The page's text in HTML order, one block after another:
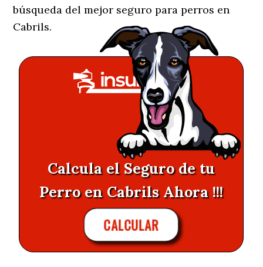
búsqueda del mejor seguro para perros en
Cabrils.
Calcula el Seguro de tu
Perro en Cabrils Ahora !!!
CALCULAR